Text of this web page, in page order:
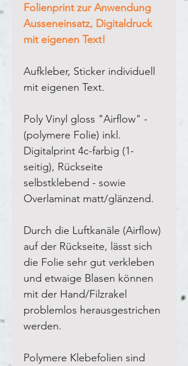
Folienprint zur Anwendung
Ausseneinsatz, Digitaldruck
mit eigenen Text!
Aufkleber, Sticker individuell
mit eigenen Text.
Poly Vinyl gloss "Airflow" -
(polymere Folie) inkl.
Digitalprint 4c-farbig (1-
seitig), Rückseite
selbstklebend - sowie
Overlaminat matt/glänzend.
Durch die Luftkanäle (Airflow)
auf der Rückseite, lässt sich
die Folie sehr gut verkleben
und etwaige Blasen können
mit der Hand/Filzrakel
problemlos herausgestrichen
werden.
Polymere Klebefolien sind